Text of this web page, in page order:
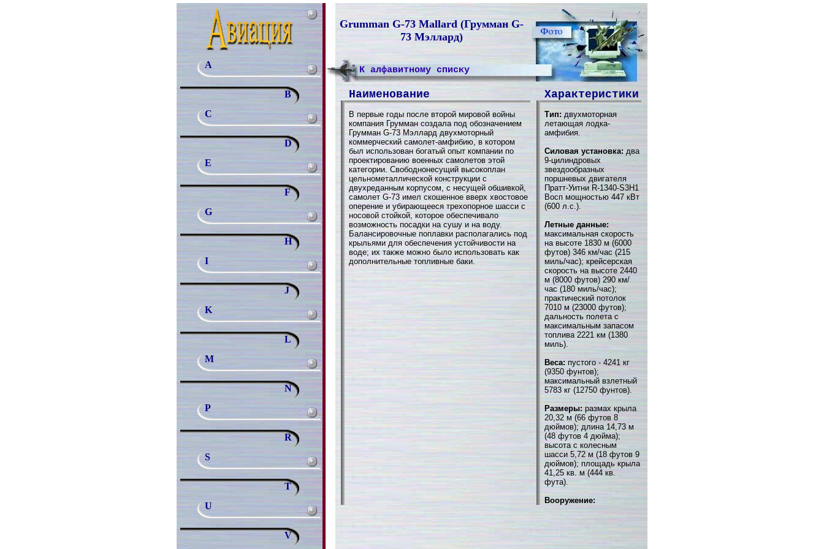
Grumman G-73 Mallard (Грумман G-
73 Мэллард)
A
B
C
D
E
F
G
H
I
J
K
L
M
N
P
R
S
T
U
V
К алфавитному списку
Наименование Характеристики
В первые годы после второй мировой войны
компания Грумман создала под обозначением
Грумман G-73 Мэллард двухмоторный
коммерческий самолет-амфибию, в котором
был использован богатый опыт компании по
проектированию военных самолетов этой
категории. Свободнонесущий высокоплан
цельнометаллической конструкции с
двухреданным корпусом, с несущей обшивкой,
самолет G-73 имел скошенное вверх хвостовое
оперение и убирающееся трехопорное шасси с
носовой стойкой, которое обеспечивало
возможность посадки на сушу и на воду.
Балансировочные поплавки располагались под
крыльями для обеспечения устойчивости на
воде; их также можно было использовать как
дополнительные топливные баки.
Тип: двухмоторная
летающая лодка-
амфибия.
Силовая установка: два
9-цилиндровых
звездообразных
поршневых двигателя
Пратт-Уитни R-1340-S3H1
Восп мощностью 447 кВт
(600 л.с.).
Летные данные:
максимальная скорость
на высоте 1830 м (6000
футов) 346 км/час (215
миль/час); крейсерская
скорость на высоте 2440
м (8000 футов) 290 км/
час (180 миль/час);
практический потолок
7010 м (23000 футов);
дальность полета с
максимальным запасом
топлива 2221 км (1380
миль).
Веса: пустого - 4241 кг
(9350 фунтов);
максимальный взлетный
5783 кг (12750 фунтов).
Размеры: размах крыла
20,32 м (66 футов 8
дюймов); длина 14,73 м
(48 футов 4 дюйма);
высота с колесным
шасси 5,72 м (18 футов 9
дюймов); площадь крыла
41,25 кв. м (444 кв.
фута).
Вооружение: